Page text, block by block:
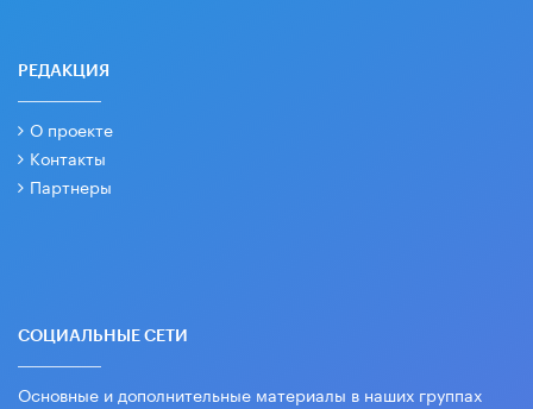
РЕДАКЦИЯ
О проекте
Контакты
Партнеры
СОЦИАЛЬНЫЕ СЕТИ
Основные и дополнительные материалы в наших группах